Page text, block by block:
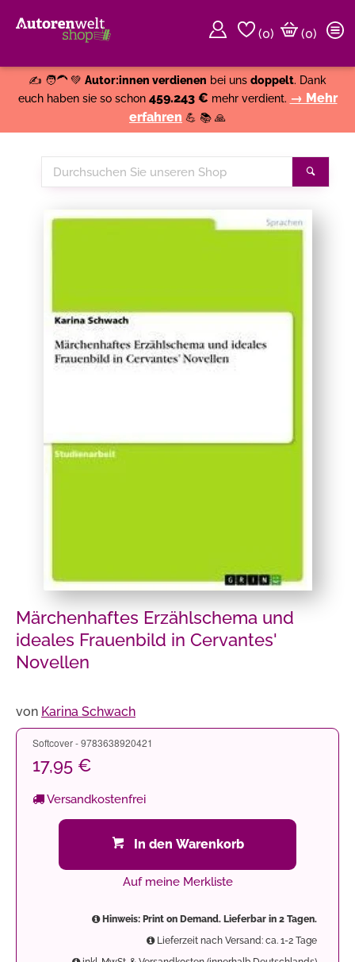
(0)
(0)
✍️ 🧑‍🦱 💚 Autor:innen verdienen bei uns doppelt. Dank
euch haben sie so schon 459.243 € mehr verdient. → Mehr
erfahren 💪 📚 🙏
Durchsuchen
Sie
Shop
Märchenhaftes Erzählschema und
ideales Frauenbild in Cervantes'
Novellen
von Karina Schwach
Softcover - 9783638920421
17,95 €
Versandkostenfrei
In den Warenkorb
Auf meine Merkliste
Hinweis: Print on Demand. Lieferbar in 2 Tagen.
Lieferzeit nach Versand: ca. 1-2 Tage